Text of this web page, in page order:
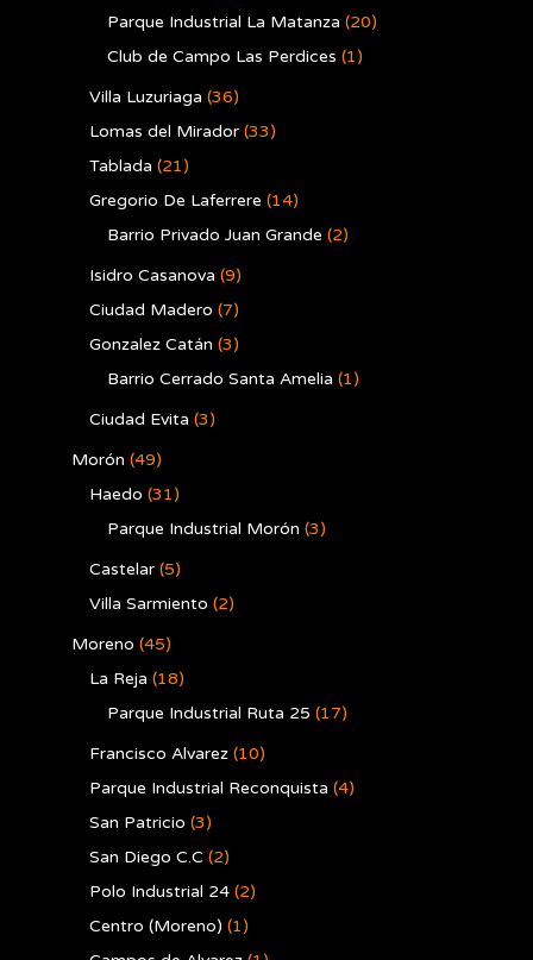
Parque Industrial La Matanza (20)
Club de Campo Las Perdices (1)
Villa Luzuriaga (36)
Lomas del Mirador (33)
Tablada (21)
Gregorio De Laferrere (14)
Barrio Privado Juan Grande (2)
Isidro Casanova (9)
Ciudad Madero (7)
Gonzalez Catán (3)
Barrio Cerrado Santa Amelia (1)
Ciudad Evita (3)
Morón (49)
Haedo (31)
Parque Industrial Morón (3)
Castelar (5)
Villa Sarmiento (2)
Moreno (45)
La Reja (18)
Parque Industrial Ruta 25 (17)
Francisco Alvarez (10)
Parque Industrial Reconquista (4)
San Patricio (3)
San Diego C.C (2)
Polo Industrial 24 (2)
Centro (Moreno) (1)